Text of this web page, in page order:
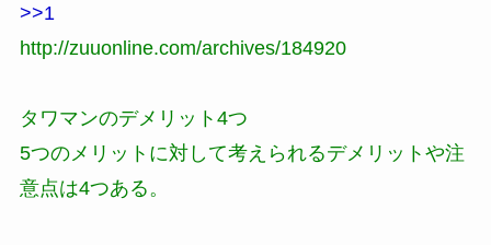
>>1
http://zuuonline.com/archives/184920
タワマンのデメリット4つ
5つのメリットに対して考えられるデメリットや注
意点は4つある。